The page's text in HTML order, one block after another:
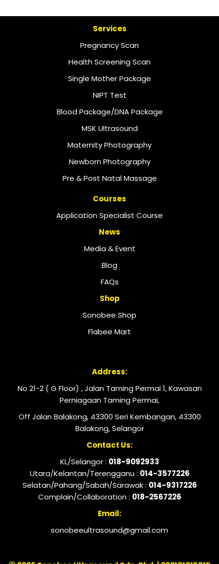
Services
Pregnancy Scan
Health Screening Scan
Single Mother Package
NIPT Test
Blood Package/DNA Package
MSK Ultrasound
Maternity Photography
Newborn Photography
Pre & Post Natal Massage
Courses
Application Specialist Course
News
Media & Event
Blog
FAQs
Shop
Sonobee Shop
Flabee Mart
Address:
No 21-2 ( G Floor) , Jalan Taming Permai 1, Kawasan
Perniagaan Taming Permai,
Off Jalan Balakong, 43300 Seri Kembangan, 43300
Balakong, Selangor
Contact Us:
KL/Selangor : 018-9092933
Utara/Kelantan/Terengganu : 014-3577226
Selatan/Pahang/Sabah/Sarawak : 014-9317226
Complain/Collaboration : 018-2567226
Email:
sonobeeultrasound@gmail.com